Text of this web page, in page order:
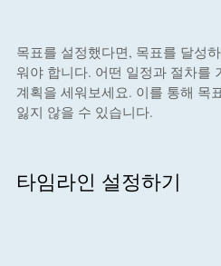
목표를 설정했다면, 목표를 달성
워야 합니다. 어떤 일정과 절차를
계획을 세워보세요. 이를 통해 목
잃지 않을 수 있습니다.
타임라인 설정하기